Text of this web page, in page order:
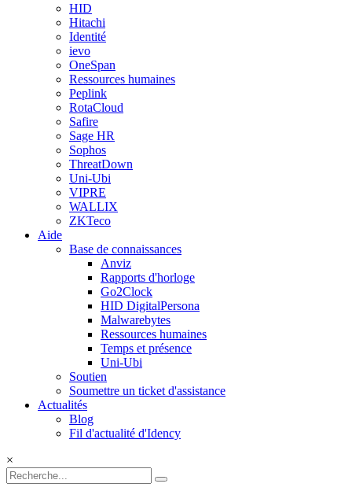
HID
Hitachi
Identité
ievo
OneSpan
Ressources humaines
Peplink
RotaCloud
Safire
Sage HR
Sophos
ThreatDown
Uni-Ubi
VIPRE
WALLIX
ZKTeco
Aide
Base de connaissances
Anviz
Rapports d'horloge
Go2Clock
HID DigitalPersona
Malwarebytes
Ressources humaines
Temps et présence
Uni-Ubi
Soutien
Soumettre un ticket d'assistance
Actualités
Blog
Fil d'actualité d'Idency
×